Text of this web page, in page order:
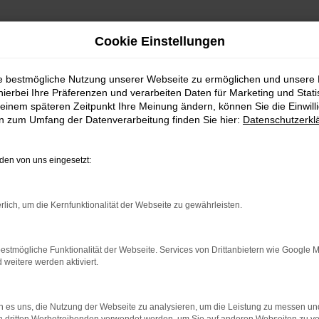
mit
in Pfaffenhofen
Sie sich in der ersten Liga der überzeugenden
Untermauert wird dies durch exzellente
und Umgebung. Dank effizienter Motoren
zudem vom üppig bemessenen Stauraum. Des
und Sicherheitsfunktionen. Lassen Sie sich
Cookie Einstellungen
bestmögliche Nutzung unserer Webseite zu ermöglichen und unsere
Ihre Präferenzen und verarbeiten Daten für Marketing und
späteren Zeitpunkt Ihre Meinung ändern, können Sie die
zum Umfang der Datenverarbeitung finden Sie hier:
von uns eingesetzt:
um die Kernfunktionalität der Webseite zu gewährleisten.
Funktionalität der Webseite. Services von Drittanbietern wie Google
weitere werden aktiviert.
es uns, die Nutzung der Webseite zu analysieren, um die Leistung zu messen